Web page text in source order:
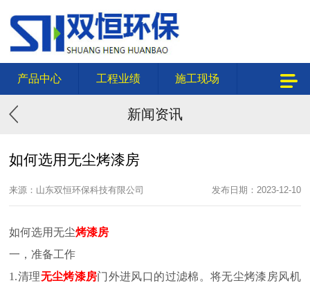
产品中心 工程业绩 施工现场
新闻资讯
如何选用无尘烤漆房
来源：山东双恒环保科技有限公司 发布日期：2023-12-10
如何选用无尘烤漆房
一，准备工作
1.清理无尘烤漆房门外进风口的过滤棉。将无尘烤漆房风机